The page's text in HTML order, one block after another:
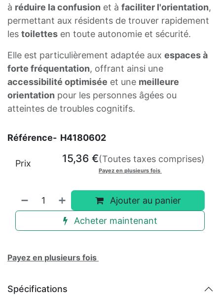
à réduire la confusion et à faciliter l'orientation,
permettant aux résidents de trouver rapidement
les toilettes en toute autonomie et sécurité.
Elle est particulièrement adaptée aux espaces à
forte fréquentation, offrant ainsi une
accessibilité optimisée et une meilleure
orientation pour les personnes âgées ou
atteintes de troubles cognitifs.
Référence- H4180602
Ajouter au panier
Acheter maintenant
Prix 15,36 €(Toutes taxes comprises)
Payez en plusieurs fois
Payez en plusieurs fois
Spécifications